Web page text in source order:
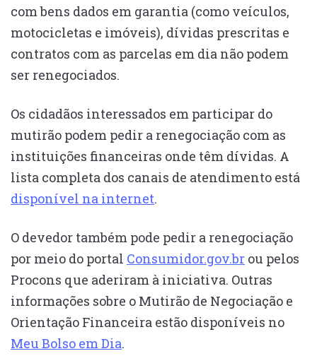
com bens dados em garantia (como veículos,
motocicletas e imóveis), dívidas prescritas e
contratos com as parcelas em dia não podem
ser renegociados.
Os cidadãos interessados em participar do
mutirão podem pedir a renegociação com as
instituições financeiras onde têm dívidas. A
lista completa dos canais de atendimento está
disponível na internet.
O devedor também pode pedir a renegociação
por meio do portal Consumidor.gov.br ou pelos
Procons que aderiram à iniciativa. Outras
informações sobre o Mutirão de Negociação e
Orientação Financeira estão disponíveis no
Meu Bolso em Dia.